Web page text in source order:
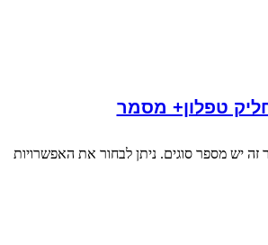
טפלון+ מסמר
זה יש מספר סוגים. ניתן לבחור את האפשרויות